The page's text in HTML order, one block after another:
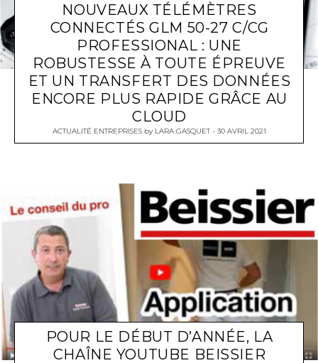
NOUVEAUX TÉLÉMÈTRES
CONNECTÉS GLM 50-27 C/CG
PROFESSIONAL : UNE
ROBUSTESSE À TOUTE ÉPREUVE
ET UN TRANSFERT DES DONNÉES
ENCORE PLUS RAPIDE GRÂCE AU
CLOUD
ACTUALITÉ ENTREPRISES by LARA GASQUET 30 AVRIL 2021
POUR LE DÉBUT D’ANNÉE, LA
CHAÎNE YOUTUBE BEISSIER